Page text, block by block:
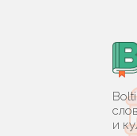
и